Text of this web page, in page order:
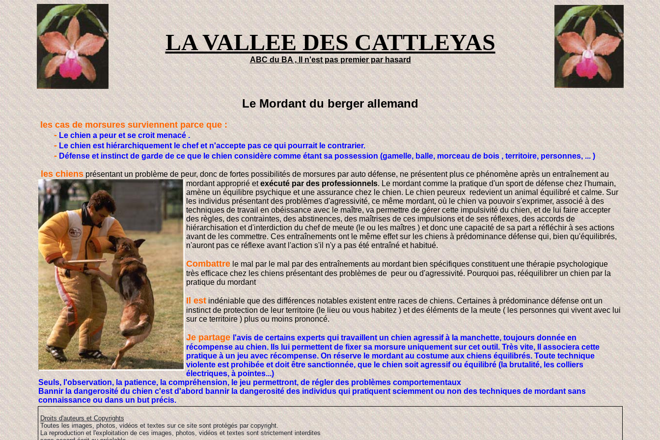
LA VALLEE DES CATTLEYAS
ABC du BA , Il n'est pas premier par hasard
Le Mordant du berger allemand
les cas de morsures surviennent parce que :
-Le chien a peur et se croit menacé .
-Le chien est hiérarchiquement le chef et n'accepte pas ce qui pourrait le contrarier.
- Défense et instinct de garde de ce que le chien considère comme étant sa possession (gamelle, balle, morceau de bois , territoire, personnes, ... )
les chiensprésentant un problème de peur, donc de fortes possibilités de morsures par auto défense, ne présentent plus ce phénomène après un entraînement au
mordant approprié etexécuté par des professionnels. Le mordant comme la pratique d'un sport de défense chez l'humain,
amène un équilibre psychique et une assurance chez le chien. Le chien peureux redevient un animal équilibré et calme. Sur
les individus présentant des problèmes d'agressivité, ce même mordant, où le chien va pouvoir s'exprimer, associé à des
techniques de travail en obéissance avec le maître, va permettre de gérer cette impulsivité du chien, et de lui faire accepter
des règles, des contraintes, des abstinences, des maîtrises de ces impulsions et de ses réflexes, des accords de
hiérarchisation et d'interdiction du chef de meute (le ou les maîtres ) et donc une capacité de sa part a réfléchir à ses actions
avant de les commettre. Ces entraînements ont le même effet sur les chiens à prédominance défense qui, bien qu'équilibrés,
n'auront pas ce réflexe avant l'action s'il n'y a pas été entraîné et habitué.
Combattrele mal par le mal par des entraînements au mordant bien spécifiques constituent une thérapie psychologique
très efficace chez les chiens présentant des problèmes de peur ou d'agressivité. Pourquoi pas, rééquilibrer un chien par la
pratique du mordant
Il estindéniable que des différences notables existent entre races de chiens. Certaines à prédominance défense ont un
instinct de protection de leur territoire (le lieu ou vous habitez ) et des éléments de la meute ( les personnes qui vivent avec lui
sur ce territoire ) plus ou moins prononcé.
Je partage l'avis de certains experts qui travaillent un chien agressif à la manchette, toujours donnée en
récompense au chien. Ils lui permettent de fixer sa morsure uniquement sur cet outil. Très vite, Il associera cette
pratique à un jeu avec récompense. On réserve le mordant au costume aux chiens équilibrés. Toute technique
violente est prohibée et doit être sanctionnée, que le chien soit agressif ou équilibré (la brutalité, les colliers
électriques, à pointes...)
Seuls, l'observation, la patience, la compréhension, le jeu permettront, de régler des problèmes comportementaux
Bannir la dangerosité du chien c'est d'abord bannir la dangerosité des individus qui pratiquent sciemment ou non des techniques de mordant sans
connaissance ou dans un but précis.
Droits d'auteurs et Copyrights
Toutes les images, photos, vidéos et textes sur ce site sont protégés par copyright.
La reproduction et l'exploitation de ces images, photos, vidéos et textes sont strictement interdites